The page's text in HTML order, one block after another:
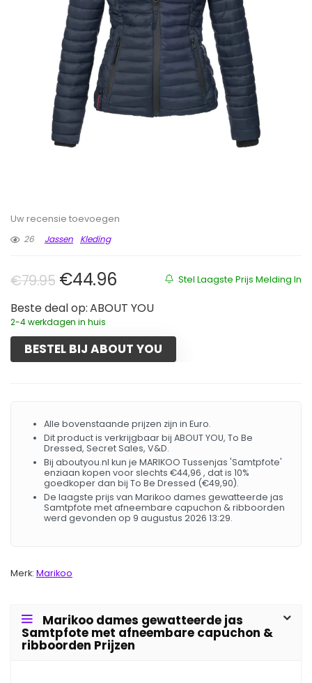
Uw recensie toevoegen
26
Jassen Kleding
Stel Laagste Prijs Melding In
€79.95 Oorspronkelijke prijs was:
€44.96Huidige prijs is: €44.96.
Beste deal op: ABOUT YOU
2-4 werkdagen in huis
BESTEL BIJ ABOUT YOU
Alle bovenstaande prijzen zijn in Euro.
Dit product is verkrijgbaar bij ABOUT YOU, To Be
Dressed, Secret Sales, V&D.
Bij aboutyou.nl kun je MARIKOO Tussenjas 'Samtpfote'
enziaan kopen voor slechts €44,96 , dat is 10%
goedkoper dan bij To Be Dressed (€49,90).
De laagste prijs van Marikoo dames gewatteerde jas
Samtpfote met afneembare capuchon & ribboorden
werd gevonden op 9 augustus 2026 13:29.
Merk: Marikoo
Marikoo dames gewatteerde jas
Samtpfote met afneembare capuchon &
ribboorden Prijzen